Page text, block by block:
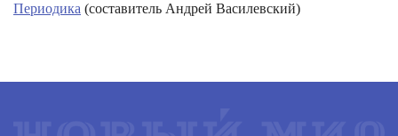
Периодика (составитель Андрей Василевский)